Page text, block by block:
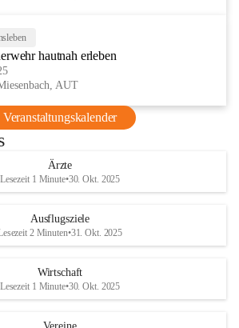
hautnah erleben
AUT
Veranstaltungskalender
Ärzte
Lesezeit 1 Minute•30. Okt. 2025
Ausflugsziele
2 Minuten•31. Okt. 2025
Wirtschaft
Lesezeit 1 Minute•30. Okt. 2025